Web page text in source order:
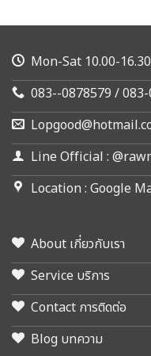
Mon-Sat 10.00-16.30
083--0878579 /
Line Official :
Location : Google
About เกี่ยวกับเรา
Service บริการ
Contact การติดต่อ
Blog บทความ